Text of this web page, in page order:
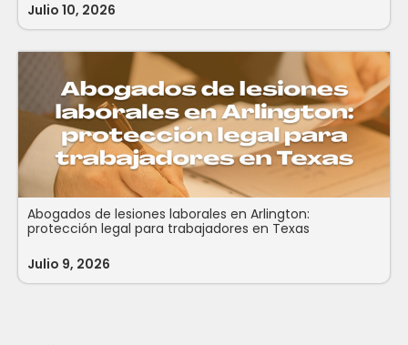
Julio 10, 2026
Abogados de lesiones laborales en Arlington:
protección legal para trabajadores en Texas
Julio 9, 2026